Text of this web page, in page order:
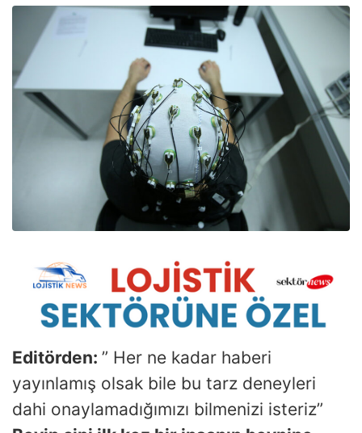
Editörden: ” Her ne kadar haberi
yayınlamış olsak bile bu tarz deneyleri
dahi onaylamadığımızı bilmenizi isteriz”